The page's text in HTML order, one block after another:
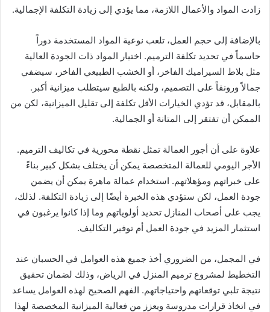
زادت المواد والأعمال اللازمة، مما يؤدي إلى زيادة التكلفة الإجمالية.
بالإضافة إلى حجم العمل، تلعب نوعية المواد المستخدمة دوراً
حاسماً في تحديد تكلفة الترميم. اختيار المواد ذات الجودة العالية
مثل بلاط السيراميك الفاخر، أو الخشب الطبيعي الفاخر، سيضفي
جمالاً ورونقاً على التصميم، ولكنه بالطبع سيتطلب ميزانية أكبر.
بالمقابل، قد تؤدي الخيارات الأقل تكلفة إلى تقليل الميزانية، لكن من
الممكن أن تفتقر إلى المتانة أو الجمالية.
علاوة على أن أجور العمالة تمثل نقطة محورية في تكاليف الترميم.
الأجر اليومي للعمالة المتخصصة يمكن أن يختلف بشكل كبير بناءً
على خبراتهم ومؤهلاتهم. استخدام عمالة ماهرة يمكن أن يضمن
جودة العمل، لكن ستؤدي هذه الخبرة أيضًا إلى زيادة التكلفة. لذلك،
يجب على أصحاب المنازل تحديد أولوياتهم وما إذا كانوا يرغبون في
استثمار المزيد في جودة العمل أم توفير التكاليف.
في المجمل، من الضروري أخذ جميع هذه العوامل في الحسبان عند
التخطيط لمشروع ترميم المنزل في الرياض، وذلك لضمان تحقيق
نتيجة تلبي توقعاتهم واحتياجاتهم. الفهم الصحيح لهذه العوامل يساعد
في اتخاذ قرارات مدروسة ويعزز من فعالية الميزانية المخصصة لهذا